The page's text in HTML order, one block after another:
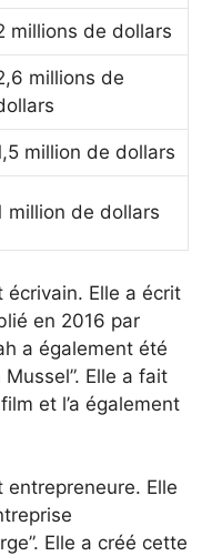
millions de dollars
millions de
million de dollars
million de dollars
écrivain. Elle a écrit
en 2016 par
a également été
Elle a fait
et l’a également
entrepreneure. Elle
Elle a créé cette